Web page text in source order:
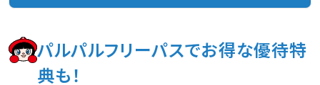
パルパルフリーパスでお得な優待特
典も！